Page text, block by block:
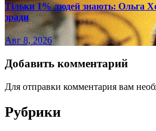
Тільки 1% людей знають: Ольга
зради
Авг 8, 2026
Добавить комментарий
Для отправки комментария вам
Рубрики